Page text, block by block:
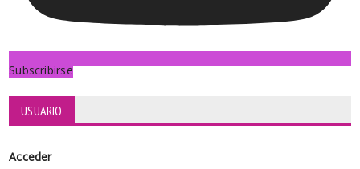
Subscribirse
USUARIO
Acceder